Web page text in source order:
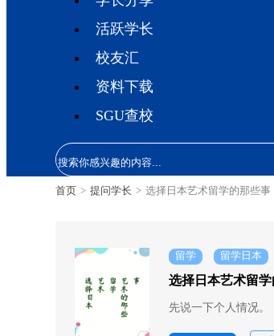
活跃学长
校友汇
资料下载
SGU查校
首页 > 提问学长 > 选择日本艺术留学的那些事
留学 留学日本
选择日本艺术留
先说一下个人情况